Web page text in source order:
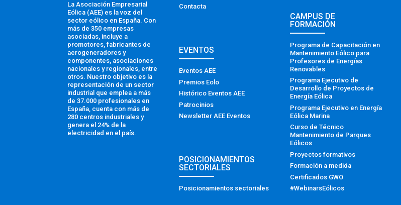
La Asociación Empresarial
Eólica (AEE) es la voz del
sector eólico en España. Con
más de 350 empresas
asociadas, incluye a
promotores, fabricantes de
aerogeneradores y
componentes, asociaciones
nacionales y regionales, entre
otros. Nuestro objetivo es la
representación de un sector
industrial que emplea a más
de 37.000 profesionales en
España, cuenta con más de
280 centros industriales y
genera el 24% de la
electricidad en el país.
Contacta
EVENTOS
Eventos AEE
Premios Eolo
Histórico Eventos AEE
Patrocinios
Newsletter AEE Eventos
POSICIONAMIENTOS
SECTORIALES
Posicionamientos sectoriales
CAMPUS DE
FORMACIÓN
Programa de Capacitación en
Mantenimiento Eólico para
Profesores de Energías
Renovables
Programa Ejecutivo de
Desarrollo de Proyectos de
Energía Eólica
Programa Ejecutivo en Energía
Eólica Marina
Curso de Técnico
Mantenimiento de Parques
Eólicos
Proyectos formativos
Formación a medida
Certificados GWO
#WebinarsEólicos